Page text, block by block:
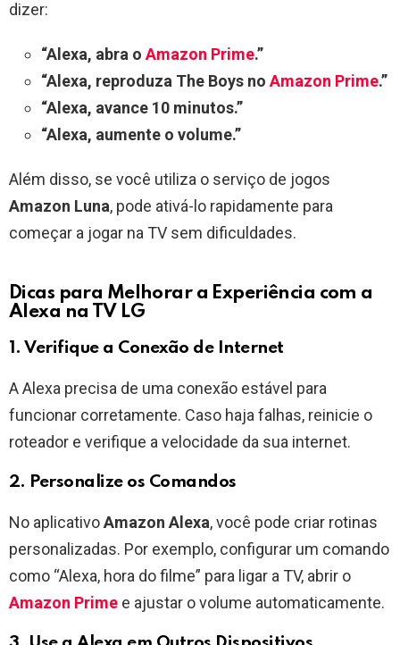
dizer:
“Alexa, abra o Amazon Prime.”
“Alexa, reproduza The Boys no Amazon Prime.”
“Alexa, avance 10 minutos.”
“Alexa, aumente o volume.”
Além disso, se você utiliza o serviço de jogos
Amazon Luna, pode ativá-lo rapidamente para
começar a jogar na TV sem dificuldades.
Dicas para Melhorar a Experiência com a
Alexa na TV LG
1. Verifique a Conexão de Internet
A Alexa precisa de uma conexão estável para
funcionar corretamente. Caso haja falhas, reinicie o
roteador e verifique a velocidade da sua internet.
2. Personalize os Comandos
No aplicativoAmazon Alexa, você pode criar rotinas
personalizadas. Por exemplo, configurar um comando
como “Alexa, hora do filme” para ligar a TV, abrir o
Amazon Prime e ajustar o volume automaticamente.